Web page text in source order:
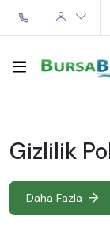
Gizlilik
Daha Fazla